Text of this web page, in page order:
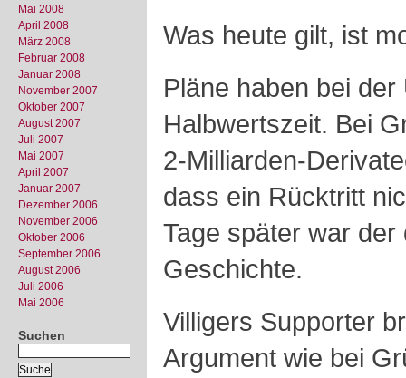
Mai 2008
April 2008
März 2008
Februar 2008
Januar 2008
November 2007
Oktober 2007
August 2007
Juli 2007
Mai 2007
April 2007
Januar 2007
Dezember 2006
November 2006
Oktober 2006
September 2006
August 2006
Juli 2006
Mai 2006
Suchen
Was heute gilt, ist
Pläne haben bei
Halbwertszeit. Bei
2-Milliarden-
dass ein Rücktritt
Tage später war
Geschichte.
Villigers Supporter
Argument wie bei